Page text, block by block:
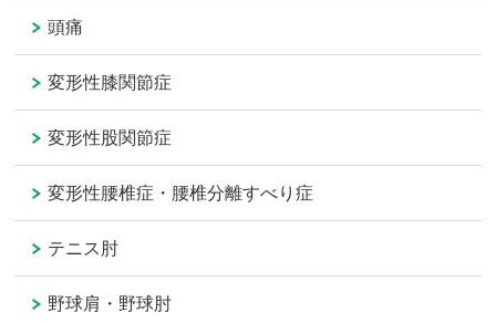
頭痛
変形性膝関節症
変形性股関節症
変形性腰椎症・腰椎分離すべり症
テニス肘
野球肩・野球肘